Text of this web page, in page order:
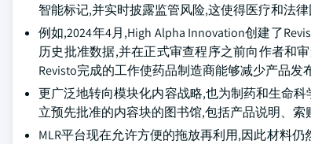
智能标记,并实时披露监管风险,这使得医疗和法
例如,2024年4月,High Alpha Innovation创建了
历史批准数据,并在正式审查程序之前向作者和
Revisto完成的工作使药品制造商能够减少产品发
更广泛地转向模块化内容战略,也为制药和生命
立预先批准的内容块的图书馆,包括产品说明、
MLR平台现在允许方便的拖放再利用,因此材料